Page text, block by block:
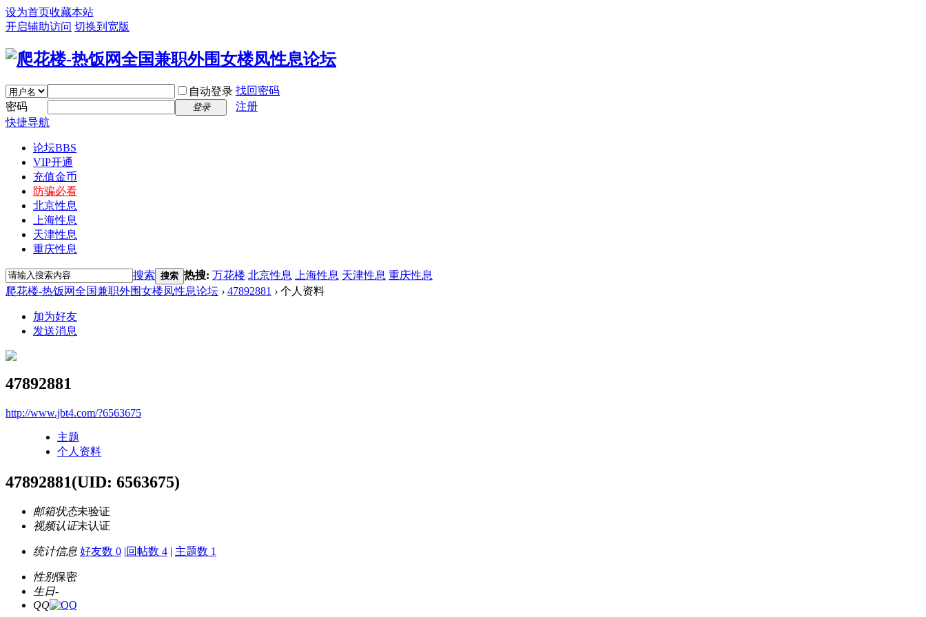
设为首页收藏本站
开启辅助访问 切换到宽版
自动登录 找回密码
密码
登录
注册
快捷导航
论坛BBS
VIP开通
充值金币
防骗必看
北京性息
上海性息
天津性息
重庆性息
搜索 搜索 热搜: 万花楼 北京性息 上海性息 天津性息 重庆性息
爬花楼-热饭网全国兼职外围女楼凤性息论坛 › 47892881 › 个人资料
加为好友
发送消息
47892881
http://www.jbt4.com/?6563675
主题
个人资料
47892881(UID: 6563675)
邮箱状态未验证
视频认证未认证
统计信息 好友数 0 |回帖数 4 | 主题数 1
性别保密
生日-
QQ